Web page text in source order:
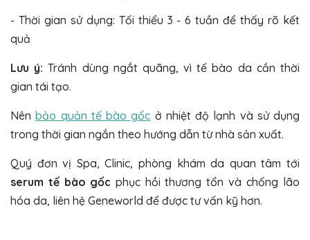
- Thời gian sử dụng: Tối thiểu 3 - 6 tuần để thấy rõ kết
quả
Lưu ý: Tránh dùng ngắt quãng, vì tế bào da cần thời
gian tái tạo.
Nên bảo quản tế bào gốc ở nhiệt độ lạnh và sử dụng
trong thời gian ngắn theo hướng dẫn từ nhà sản xuất.
Quý đơn vị Spa, Clinic, phòng khám da quan tâm tới
serum tế bào gốc phục hồi thương tổn và chống lão
hóa da, liên hệ Geneworld để được tư vấn kỹ hơn.